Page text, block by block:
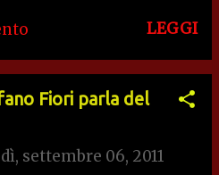
LEGGI
Fiori parla del
settembre 06, 2011